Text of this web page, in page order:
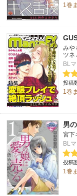
1巻
みや
ツネ
BL
投稿
1巻
男
宮下
BL
投稿
1巻